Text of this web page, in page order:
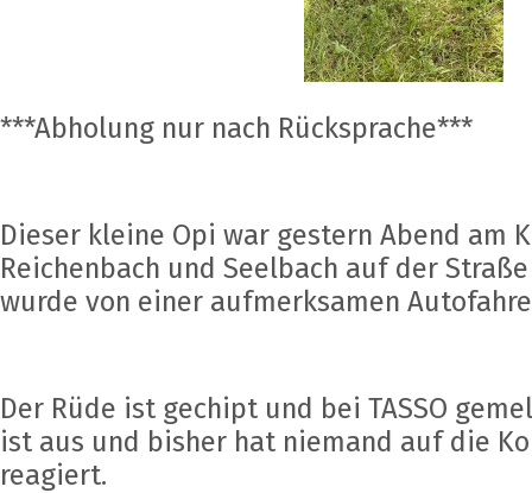
***Abholung nur nach Rücksprache***
Dieser kleine Opi war gestern Abend am
Reichenbach und Seelbach auf der
wurde von einer aufmerksamen
Der Rüde ist gechipt und bei TASSO
ist aus und bisher hat niemand auf die
reagiert.